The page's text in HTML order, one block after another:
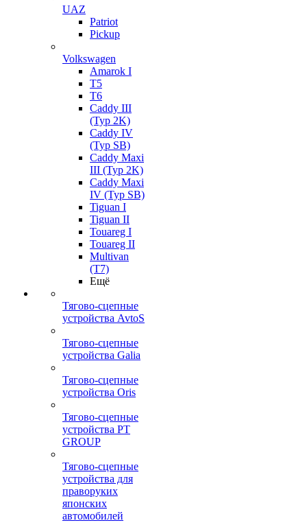
UAZ
Patriot
Pickup
Volkswagen
Amarok I
T5
T6
Caddy III
(Typ 2K)
Caddy IV
(Typ SB)
Caddy Maxi
III (Typ 2K)
Caddy Maxi
IV (Typ SB)
Tiguan I
Tiguan II
Touareg I
Touareg II
Multivan
(T7)
Ещё
Тягово-сцепные
устройства AvtoS
Тягово-сцепные
устройства Galia
Тягово-сцепные
устройства Oris
Тягово-сцепные
устройства PT
GROUP
Тягово-сцепные
устройства для
праворуких
японских
автомобилей